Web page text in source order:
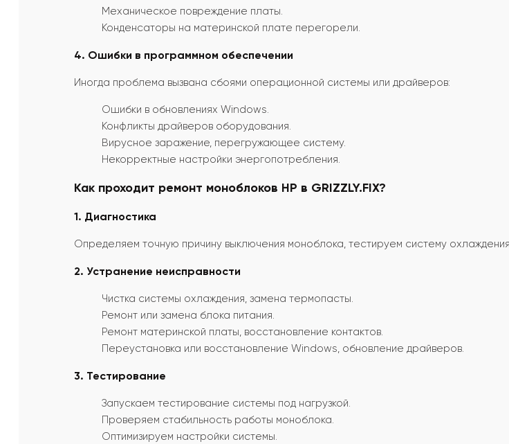
Механическое повреждение платы.
Конденсаторы на материнской плате перегорели.
4. Ошибки в программном обеспечении
Иногда проблема вызвана сбоями операционной системы или драйверов:
Ошибки в обновлениях Windows.
Конфликты драйверов оборудования.
Вирусное заражение, перегружающее систему.
Некорректные настройки энергопотребления.
Как проходит ремонт моноблоков HP в GRIZZLY.FIX?
1. Диагностика
Определяем точную причину выключения моноблока, тестируем систему
2. Устранение неисправности
Чистка системы охлаждения, замена термопасты.
Ремонт или замена блока питания.
Ремонт материнской платы, восстановление контактов.
Переустановка или восстановление Windows, обновление драйверов.
3. Тестирование
Запускаем тестирование системы под нагрузкой.
Проверяем стабильность работы моноблока.
Оптимизируем настройки системы.